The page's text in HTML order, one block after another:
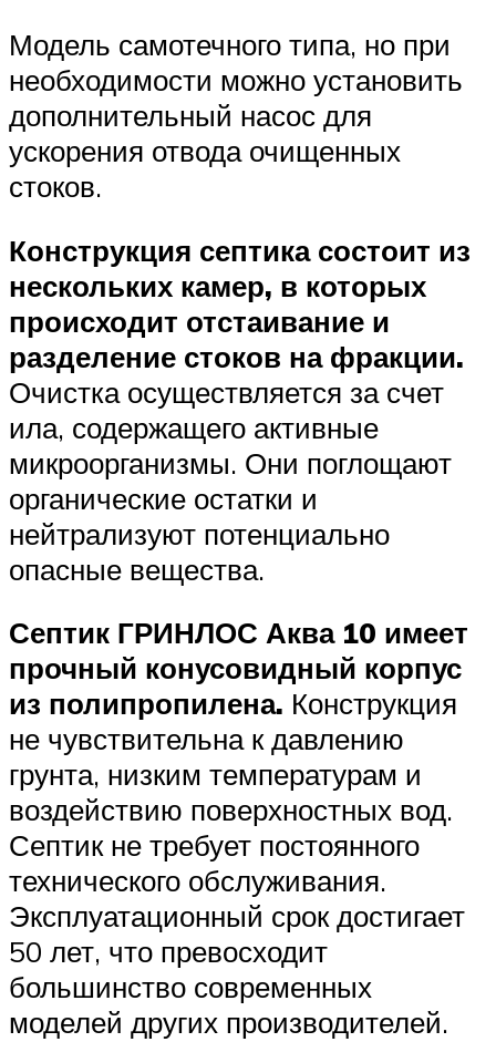
Модель самотечного типа, но при
необходимости можно установить
дополнительный насос для
ускорения отвода очищенных
стоков.
Конструкция септика состоит из
нескольких камер, в которых
происходит отстаивание и
разделение стоков на фракции.
Очистка осуществляется за счет
ила, содержащего активные
микроорганизмы. Они поглощают
органические остатки и
нейтрализуют потенциально
опасные вещества.
Септик ГРИНЛОС Аква 10 имеет
прочный конусовидный корпус
из полипропилена. Конструкция
не чувствительна к давлению
грунта, низким температурам и
воздействию поверхностных вод.
Септик не требует постоянного
технического обслуживания.
Эксплуатационный срок достигает
50 лет, что превосходит
большинство современных
моделей других производителей.